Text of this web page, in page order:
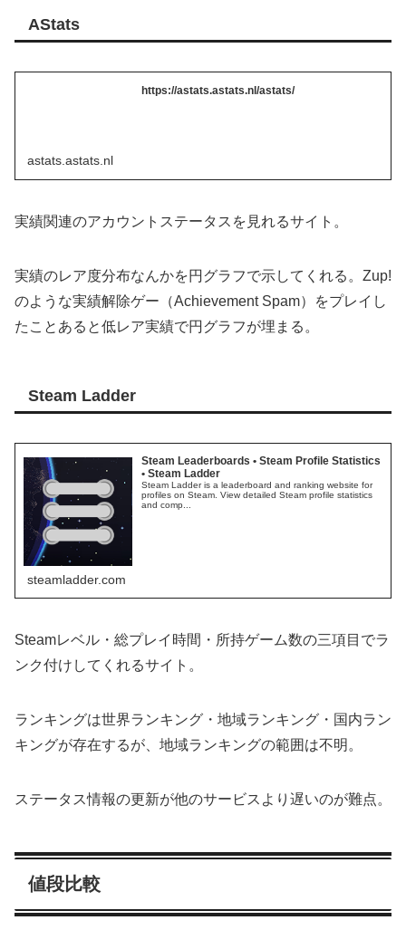
AStats
https://astats.astats.nl/astats/
astats.astats.nl
実績関連のアカウントステータスを見れるサイト。
実績のレア度分布なんかを円グラフで示してくれる。Zup!
のような実績解除ゲー（Achievement Spam）をプレイし
たことあると低レア実績で円グラフが埋まる。
Steam Ladder
Steam Leaderboards • Steam Profile Statistics
• Steam Ladder
Steam Ladder is a leaderboard and ranking website for
profiles on Steam. View detailed Steam profile statistics
and comp...
steamladder.com
Steamレベル・総プレイ時間・所持ゲーム数の三項目でラ
ンク付けしてくれるサイト。
ランキングは世界ランキング・地域ランキング・国内ラン
キングが存在するが、地域ランキングの範囲は不明。
ステータス情報の更新が他のサービスより遅いのが難点。
値段比較